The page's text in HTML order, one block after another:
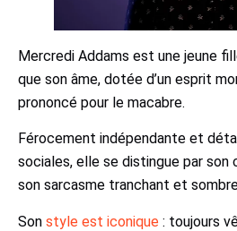
Mercredi Addams est une jeune
que son âme, dotée d’un esprit
prononcé pour le macabre.
Férocement indépendante et
sociales, elle se distingue par
son sarcasme tranchant et
Son style est iconique : toujours